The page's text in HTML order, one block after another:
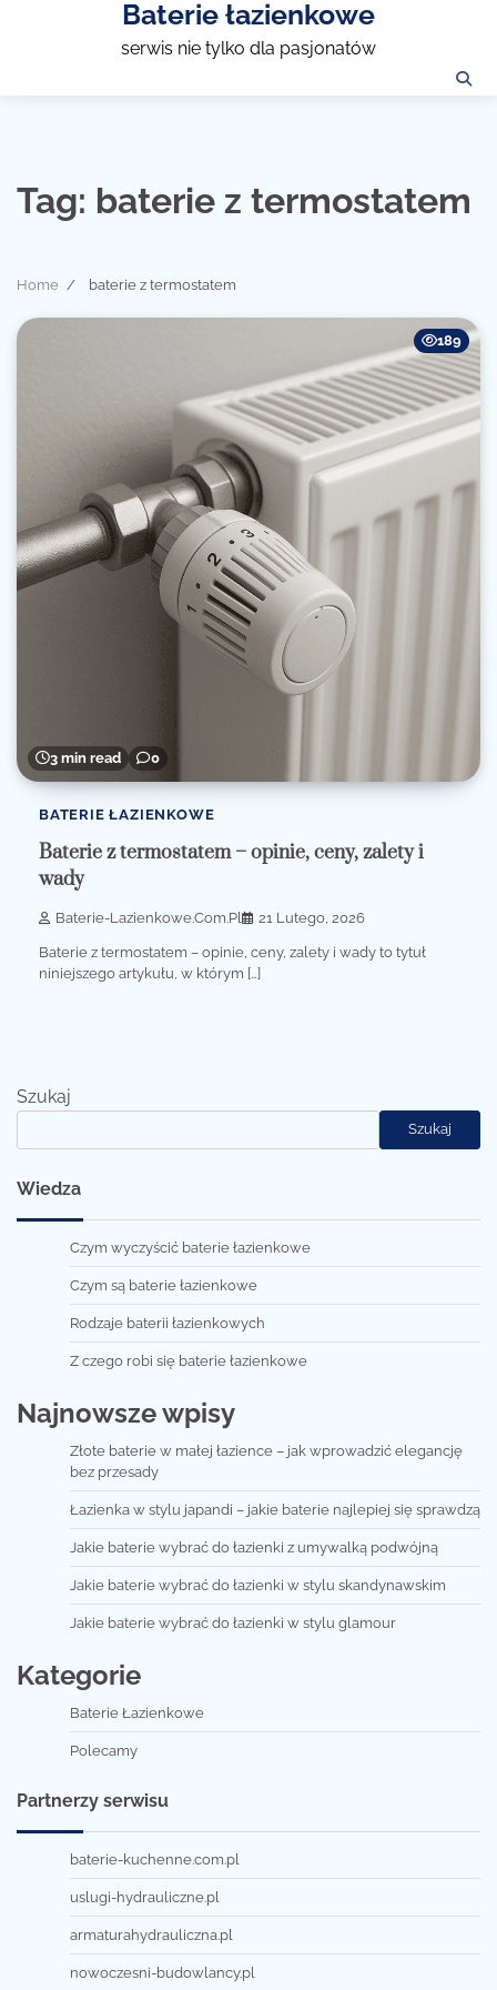
Baterie łazienkowe
serwis nie tylko dla pasjonatów
Tag: baterie z termostatem
Home baterie z termostatem
3 min read 0
189
BATERIE ŁAZIENKOWE
Baterie z termostatem – opinie, ceny, zalety i
wady
Baterie-Lazienkowe.com.pl 21 Lutego, 2026
Baterie z termostatem – opinie, ceny, zalety i wady to tytuł
niniejszego artykułu, w którym […]
Szukaj
Szukaj
Wiedza
Czym wyczyścić baterie łazienkowe
Czym są baterie łazienkowe
Rodzaje baterii łazienkowych
Z czego robi się baterie łazienkowe
Najnowsze wpisy
Złote baterie w małej łazience – jak wprowadzić elegancję
bez przesady
Łazienka w stylu japandi – jakie baterie najlepiej się sprawdzą
Jakie baterie wybrać do łazienki z umywalką podwójną
Jakie baterie wybrać do łazienki w stylu skandynawskim
Jakie baterie wybrać do łazienki w stylu glamour
Kategorie
Baterie Łazienkowe
Polecamy
Partnerzy serwisu
baterie-kuchenne.com.pl
uslugi-hydrauliczne.pl
armaturahydrauliczna.pl
nowoczesni-budowlancy.pl